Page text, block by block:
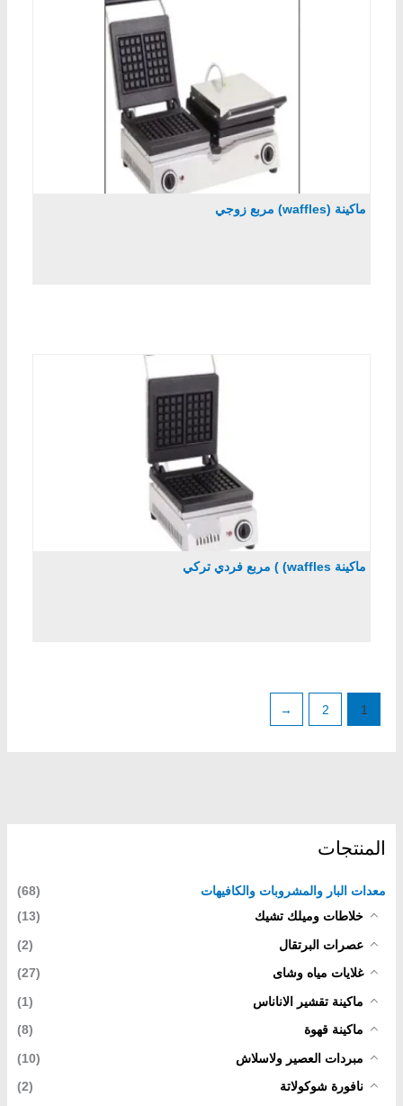
المنتجات
معدات البار والمشروبات والكافيهات
(68)
خلاطات وميلك تشيك
(13)
عصرات البرتقال
(2)
غلايات مياه وشاى
(27)
ماكينة تقشير الاناناس
(1)
ماكينة قهوة
(8)
مبردات العصير ولاسلاش
(10)
نافورة شوكولاتة
(2)
ماكينة (waffles) مربع زوجي
ماكينة waffles) ) مربع فردي تركي
1
2
←